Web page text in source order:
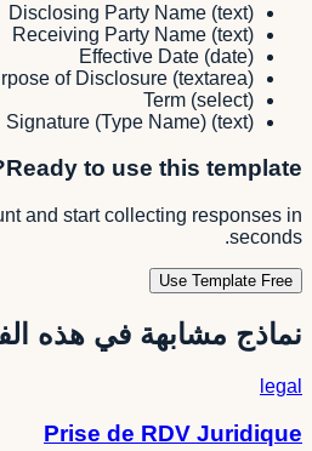
Disclosing Party Name (text)
Receiving Party Name (text)
Effective Date (date)
of Disclosure (textarea)
Term (select)
Signature (Type Name) (text)
Ready to use this template?
and start collecting responses in
seconds.
Use Template Free
نماذج مشابهة في هذه
legal
Prise de RDV Juridique